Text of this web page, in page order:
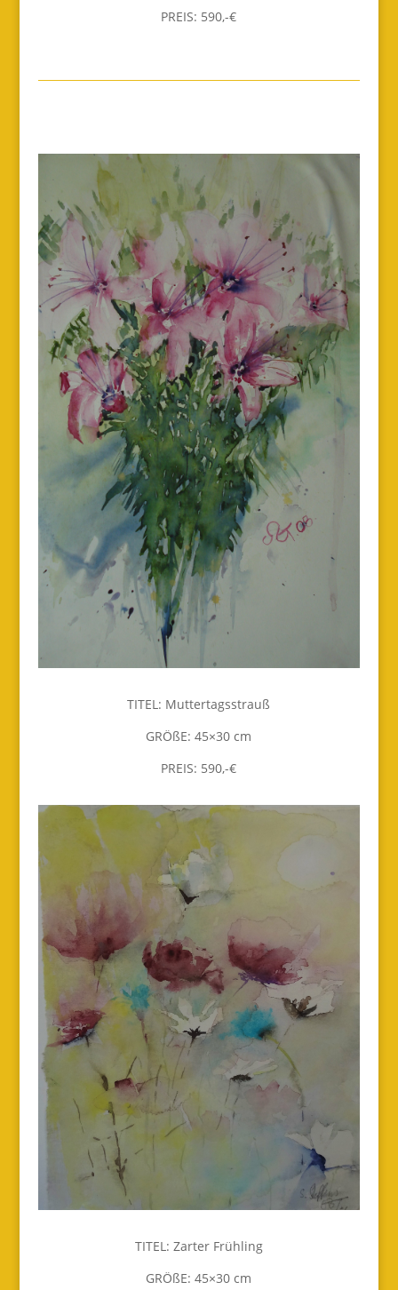
PREIS: 590,-€
TITEL: Muttertagsstrauß
GRÖßE: 45×30 cm
PREIS: 590,-€
TITEL: Zarter Frühling
GRÖßE: 45×30 cm